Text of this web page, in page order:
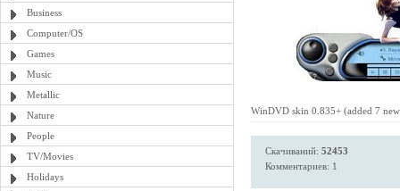
Business
Computer/OS
Games
Music
Metallic
Nature
People
TV/Movies
Holidays
WinDVD skin 0.835+ (added 7
Скачиваний: 52453
Комментариев: 1